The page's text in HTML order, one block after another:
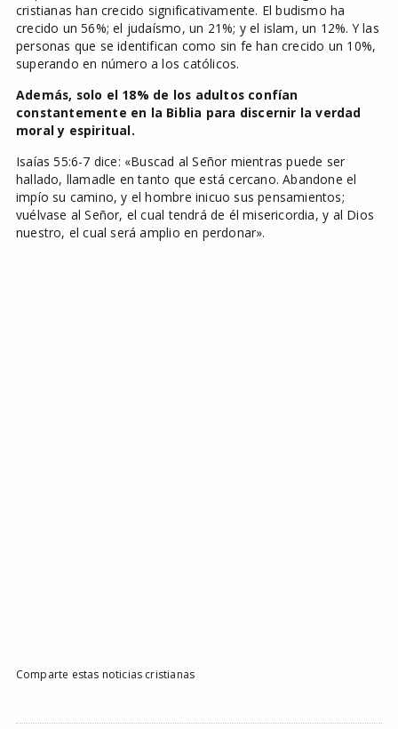
cristianas han crecido significativamente. El budismo ha
crecido un 56%; el judaísmo, un 21%; y el islam, un 12%. Y las
personas que se identifican como sin fe han crecido un 10%,
superando en número a los católicos.
Además, solo el 18% de los adultos confían
constantemente en la Biblia para discernir la verdad
moral y espiritual.
Isaías 55:6-7 dice: «Buscad al Señor mientras puede ser
hallado, llamadle en tanto que está cercano. Abandone el
impío su camino, y el hombre inicuo sus pensamientos;
vuélvase al Señor, el cual tendrá de él misericordia, y al Dios
nuestro, el cual será amplio en perdonar».
Comparte estas noticias cristianas